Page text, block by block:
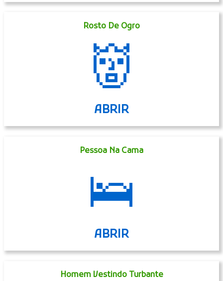
Rosto De Ogro
👹
ABRIR
Pessoa Na Cama
🛌
ABRIR
Homem Vestindo Turbante